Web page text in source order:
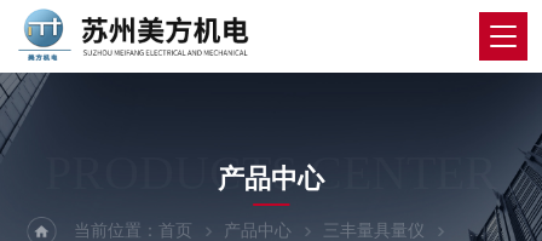
PRODUCTS CENTER
产品中心
当前位置：首页 产品中心 三丰量具量仪 三丰外径